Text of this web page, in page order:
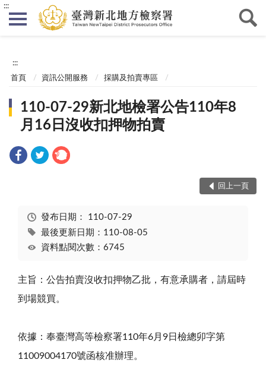
:::
:::
首頁 資訊公開服務 採購及拍賣專區
110-07-29新北地檢署公告110年8
月16日沒收扣押物拍賣
回上一頁
發布日期： 110-07-29
最後更新日期：110-08-05
資料點閱次數：6745
主旨：公告拍賣沒收扣押物乙批，有意承購者，請屆時
到場競買。
依據：奉臺灣高等檢察署110年6月 9日檢總卯字第
11009004170號函核准辦理。